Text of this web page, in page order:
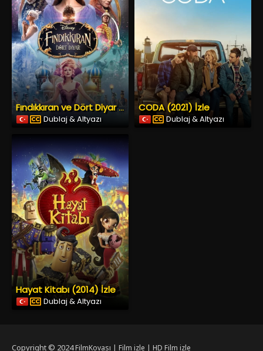
Fındıkkıran ve Dört Diyar (2018) İzle
Dublaj & Altyazı
CODA (2021) İzle
Dublaj & Altyazı
Hayat Kitabı (2014) İzle
Dublaj & Altyazı
Copyright © 2024FilmKovası | Film izle | HD Film izle